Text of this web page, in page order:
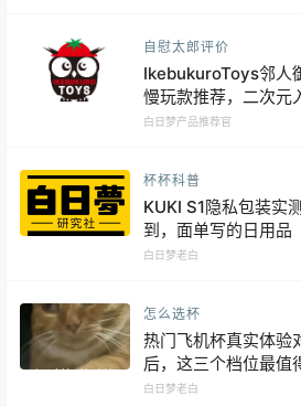
自慰太郎评价
IkebukuroToys邻人
慢玩款推荐，二次元
白日梦产品推荐官
杯杯科普
KUKI S1隐私包装实
到，面单写的日用品
白日梦老白
怎么选杯
热门飞机杯真实体
后，这三个档位最值
白日梦老白